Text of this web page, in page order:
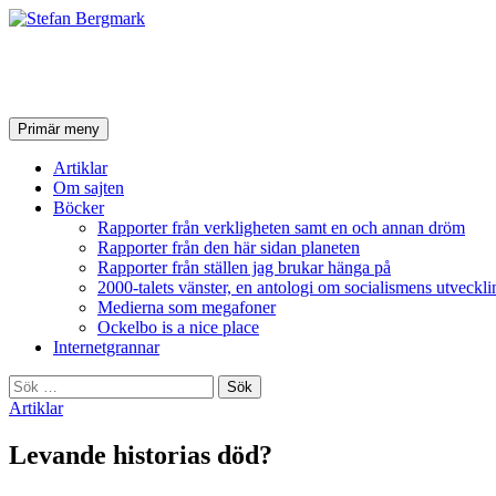
SökPrimär meny Hoppa
till
innehåll
Artiklar
Om sajten
Böcker
Rapporter från verkligheten samt en och annan dröm
Rapporter från den här sidan planeten
Rapporter från ställen jag brukar hänga på
2000-talets vänster, en antologi om socialismens
Medierna som megafoner
Ockelbo is a nice place
Internetgrannar
Sök
efter:
Artiklar
Levande historias död?